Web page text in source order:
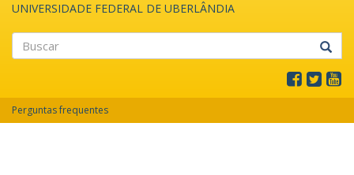
UNIVERSIDADE FEDERAL DE UBERLÂNDIA
Perguntas frequentes